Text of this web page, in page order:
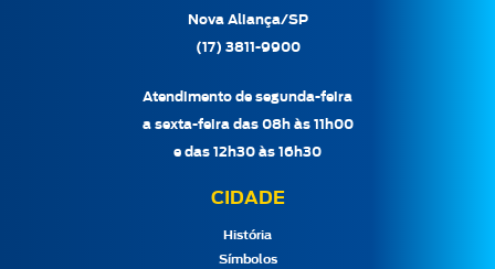
Nova Aliança/SP
(17) 3811-9900
Atendimento de segunda-feira
a sexta-feira das 08h às 11h00
e das 12h30 às 16h30
CIDADE
História
Símbolos